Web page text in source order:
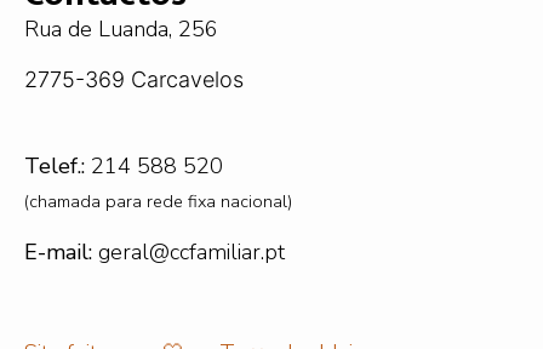
Rua de Luanda, 256
2775-369 Carcavelos
Telef.: 214 588 520
(chamada para rede fixa nacional)
E-mail: geral@ccfamiliar.pt